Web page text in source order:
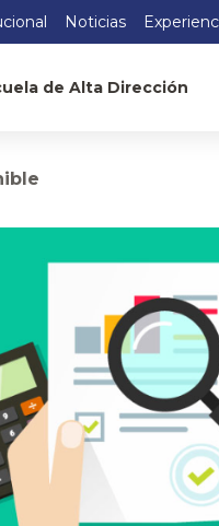
Noticias
de Alta Dirección